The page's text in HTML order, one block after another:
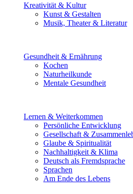
Kreativität & Kultur
Kunst & Gestalten
Musik, Theater & Literatur
Gesundheit & Ernährung
Kochen
Naturheilkunde
Mentale Gesundheit
Lernen & Weiterkommen
Persönliche Entwicklung
Gesellschaft &
Glaube & Spiritualität
Nachhaltigkeit & Klima
Deutsch als Fremdsprache
Sprachen
Am Ende des Lebens